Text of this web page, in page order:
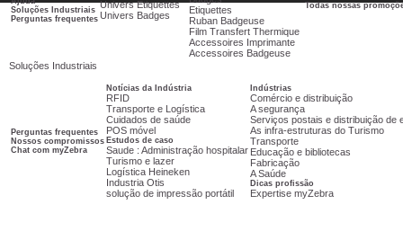
Soluções Industriais
Perguntas frequentes
Univers Etiquettes
Univers Badges
Etiquettes
Ruban Badgeuse
Film Transfert Thermique
Accessoires Imprimante
Accessoires Badgeuse
Todas nossas
Soluções Industriais
Perguntas frequentes
Nossos compromissos
Chat com myZebra
Notícias da Indústria
RFID
Transporte e Logística
Cuidados de saúde
POS móvel
Estudos de caso
Saude : Administração hospitalar
Turismo e lazer
Logística Heineken
Industria Otis
solução de impressão portátil
Indústrias
Comércio e distribuição
A segurança
Serviços postais e distribuição de
As infra-estruturas do Turismo
Transporte
Educação e bibliotecas
Fabricação
A Saúde
Dicas profissão
Expertise myZebra